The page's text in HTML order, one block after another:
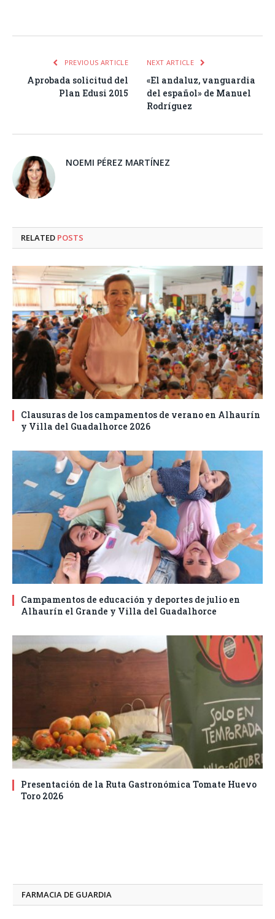
PREVIOUS ARTICLE
Aprobada solicitud del
Plan Edusi 2015
NEXT ARTICLE
«El andaluz, vanguardia
del español» de Manuel
Rodríguez
NOEMI PÉREZ MARTÍNEZ
RELATED POSTS
Clausuras de los campamentos de verano en Alhaurín
y Villa del Guadalhorce 2026
Campamentos de educación y deportes de julio en
Alhaurín el Grande y Villa del Guadalhorce
Presentación de la Ruta Gastronómica Tomate Huevo
Toro 2026
FARMACIA DE GUARDIA